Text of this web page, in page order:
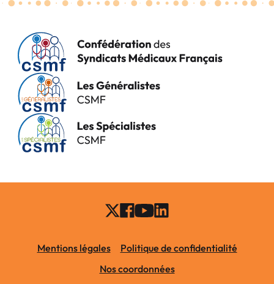
Mentions légales
Politique de confidentialité
Nos coordonnées